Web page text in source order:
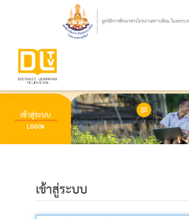
เข้าสู่ระบบ